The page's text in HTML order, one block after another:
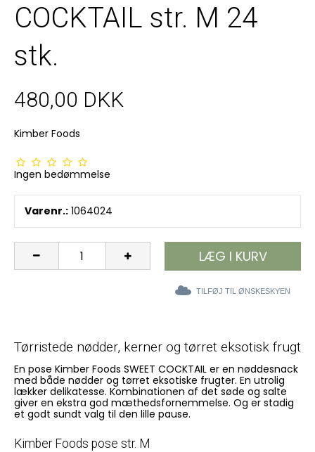
COCKTAIL str. M 24
stk.
480,00 DKK
Kimber Foods
Ingen bedømmelse
Varenr.: 1064024
LÆG I KURV
TILFØJ TIL ØNSKESKYEN
Tørristede nødder, kerner og tørret eksotisk frugt
En pose Kimber Foods SWEET COCKTAIL er en nøddesnack
med både nødder og tørret eksotiske frugter. En utrolig
lækker delikatesse. Kombinationen af det søde og salte
giver en ekstra god mæthedsfornemmelse. Og er stadig
et godt sundt valg til den lille pause.
Kimber Foods pose str. M